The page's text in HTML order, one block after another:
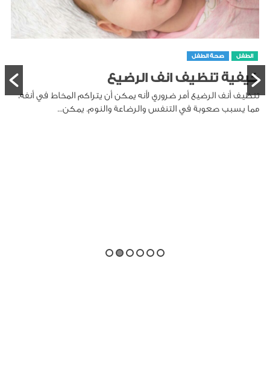
الطفل صحة الطفل
كيفية تنظيف انف الرضيع
تنظيف أنف الرضيع أمر ضروري لأنه يمكن أن يتراكم المخاط في أنفه،
مما يسبب صعوبة في التنفس والرضاعة والنوم. يمكن...